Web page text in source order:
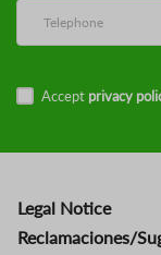
Accept privacy
Legal Notice
Reclamaciones/